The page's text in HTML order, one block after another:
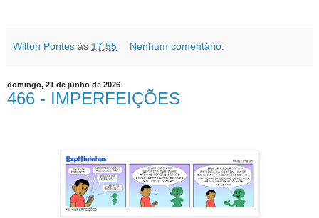
Wilton Pontes às 17:55 Nenhum comentário:
domingo, 21 de junho de 2026
466 - IMPERFEIÇÕES